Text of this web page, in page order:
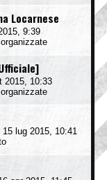
Locarnese
9:39
2015, 10:33
15 lug 2015, 10:41